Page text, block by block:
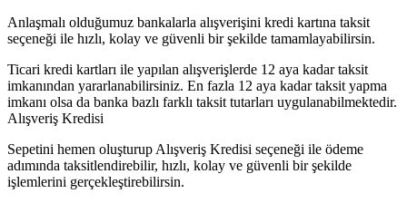
Anlaşmalı olduğumuz bankalarla alışverişini kredi kartına taksit
seçeneği ile hızlı, kolay ve güvenli bir şekilde tamamlayabilirsin.
Ticari kredi kartları ile yapılan alışverişlerde 12 aya kadar taksit
imkanından yararlanabilirsiniz. En fazla 12 aya kadar taksit yapma
imkanı olsa da banka bazlı farklı taksit tutarları uygulanabilmektedir.
Alışveriş Kredisi
Sepetini hemen oluşturup Alışveriş Kredisi seçeneği ile ödeme
adımında taksitlendirebilir, hızlı, kolay ve güvenli bir şekilde
işlemlerini gerçekleştirebilirsin.